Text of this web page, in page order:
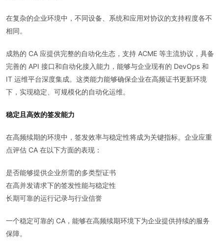
在复杂的企业环境中，不同设备、系统和应用对协议的支持程度各不
相同。
成熟的 CA 应提供完整的自动化生态，支持 ACME 等主流协议，具备
完善的 API 接口和自动化接入能力，能够与企业现有的 DevOps 和
IT 运维平台深度集成。这类能力能够确保企业在高频证书更新环境
下，实现稳定、可规模化的自动化运维。
稳定且高效的签发能力
在高频续期的环境中，签发效率与稳定性将成为关键指标。企业应重
点评估 CA 在以下方面的表现：
是否能够提供企业所需的多类型证书
在高并发请求下的签发性能与稳定性
长期可靠的运行记录与行业信誉
一个稳定可靠的 CA，能够在高频续期环境下为企业提供持续的服务
保障。